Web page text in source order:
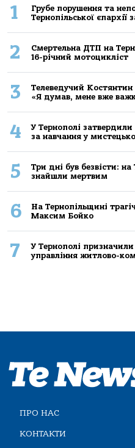
1
Грубе порушення та
Тернопільської єпархії
2
Смертельнa ДТП нa
16-річний мoтoцикліст
3
Телеведучий
«Я думав, мене вже
4
У Тернополі затвердили
за навчання у
5
Три дні був безвісти:
знайшли мертвим
6
На Тернопільщині
Максим Бойко
7
У Тернополі
управління житлово-
ПРО НАС
КОНТАКТИ